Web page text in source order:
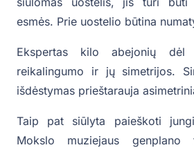
esmės. Prie uostelio būtina
Ekspertas kilo abejonių dėl
reikalingumo ir jų simetrijos.
išdėstymas prieštarauja
Taip pat siūlyta paieškoti
Mokslo muziejaus genplano